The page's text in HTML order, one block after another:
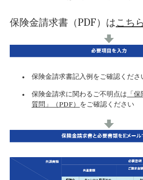
保険金請求書（PDF）は こちら
保険金請求書記入例をご確認くださ
保険金請求に関わるご不明点は 「
質問」（PDF） をご確認ください